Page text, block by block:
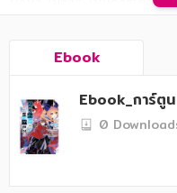
นิตยสาร หนังสือพิมพ์
ครอบครัว
วรรณกรรม
สอบโบราณสถานอันแอบแฝง
งานหมู...?
ปารตี้สุดแหวกแนวพร้อมออ
ดังเล่มที่ 4!
Ebook
Ebook_การ์ตู
นักดาบเวทสุดโ
0